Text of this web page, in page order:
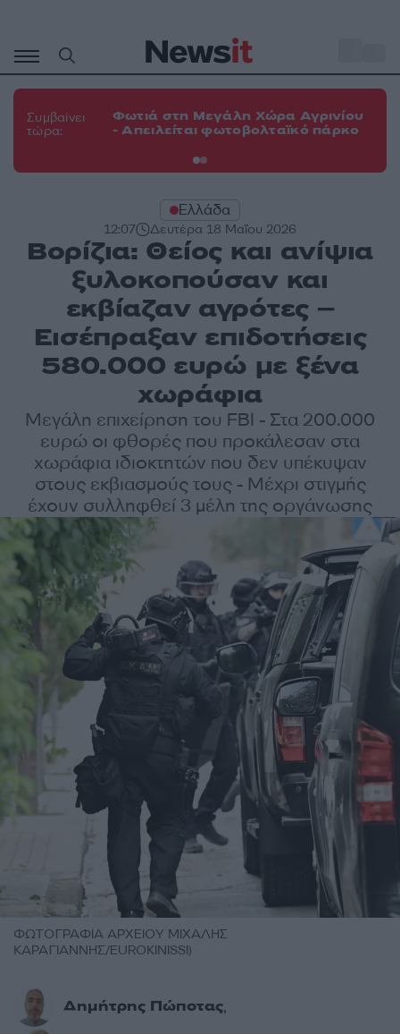
περιεχόμενο
Συμβαίνει
τώρα:
Φωτιά στη Μεγάλη Χώρα Αγρινίου
- Απειλείται φωτοβολταϊκό πάρκο
Ελλάδα
12:07 Δευτέρα 18 Μαΐου 2026
Βορίζια: Θείος και ανίψια
ξυλοκοπούσαν και
εκβίαζαν αγρότες –
Εισέπραξαν επιδοτήσεις
580.000 ευρώ με ξένα
χωράφια
Μεγάλη επιχείρηση του FBI - Στα 200.000
ευρώ οι φθορές που προκάλεσαν στα
χωράφια ιδιοκτητών που δεν υπέκυψαν
στους εκβιασμούς τους - Μέχρι στιγμής
έχουν συλληφθεί 3 μέλη της οργάνωσης
ΦΩΤΟΓΡΑΦΙΑ ΑΡΧΕΙΟΥ ΜΙΧΑΛΗΣ
ΚΑΡΑΓΙΑΝΝΗΣ/EUROKINISSI)
Δημήτρης Πώποτας,